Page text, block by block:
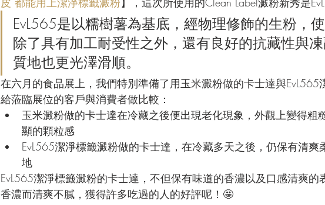
EvL565是以糯樹薯為基底，經物理修飾的生粉，
除了具有加工耐受性之外，還有良好的抗藏性與
質地也更光澤滑順。
在六月的食品展上，我們特別準備了用玉米澱粉做的卡士達與EvL565
給蒞臨展位的客戶與消費者做比較：
玉米澱粉做的卡士達在冷藏之後便出現老化現象，外觀上變得粗
顯的顆粒感
EvL565潔淨標籤澱粉做的卡士達，在冷藏多天之後，仍保有清
地
EvL565潔淨標籤澱粉的卡士達，不但保有味道的香濃以及口感清爽的
香濃而清爽不膩，獲得許多吃過的人的好評呢！🤩